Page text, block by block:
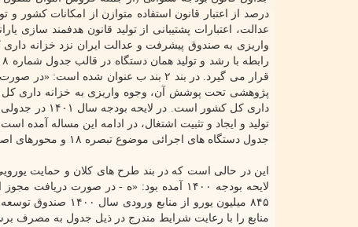
درصد از اعتبار قانون استفاده متوازن از امکانات کشور
عدالت، اعتبارات پشتیبانی از تولید قانون هدفمند
واریزی به صندوق پیشرفت و عدالت ایران نزد خزانه
قرار می گیرد. در بند ۲ بند ب عنوان
پژوهشی تحت پوشش آن، وجوه واریزی به خزانه داری کل
تولید و ایجاد و تثبیت اشتغال، در ادامه این مساله
جدول دستگاه های اجرائی موضوع تبصره ۱۸ و محورهای اصلی برنامه های افزایش تولید و ایجاد و تثبیت اشتغال
۸۴۵ میلیون یورو
منابع را با رعایت شرایط مندرج در ذیل جدول به مصرف